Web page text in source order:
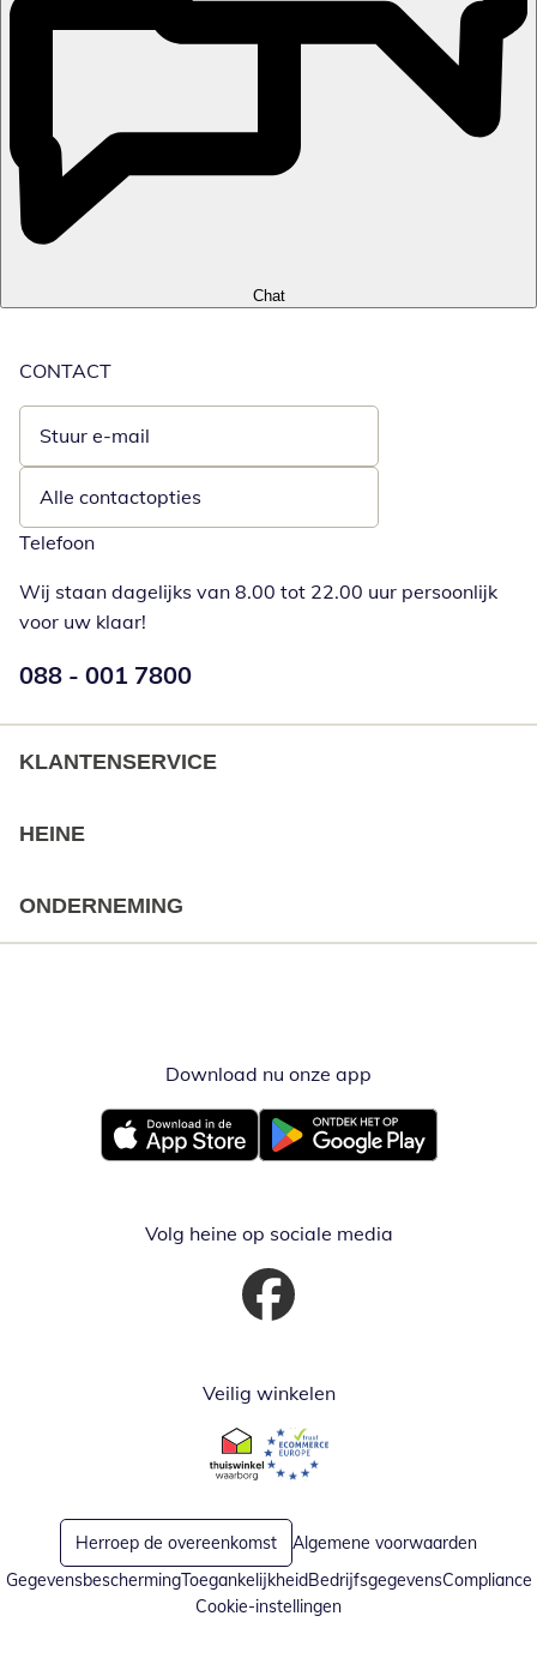
Chat
CONTACT
Stuur e-mail
Opent e-mailclient
Alle contactopties
Telefoon
Wij staan dagelijks van 8.00 tot 22.00 uur persoonlijk
voor uw klaar!
Telefoonnummer:
088 - 001 7800
KLANTENSERVICE
HEINE
ONDERNEMING
Download nu onze app
Opent in nieuw vensterOpent in nieuw venster
Volg heine op sociale media
Opent in nieuw venster
Veilig winkelen
Opent in nieuw venster
Opent in nieuw venster
Herroep de overeenkomst
Algemene voorwaarden
GegevensbeschermingToegankelijkheidBedrijfsgegevensCompliance
Cookie-instellingen